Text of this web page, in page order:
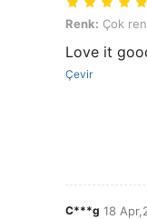
Renk: Çok
Renk: Çok
Love it
Çevir
C***g 18